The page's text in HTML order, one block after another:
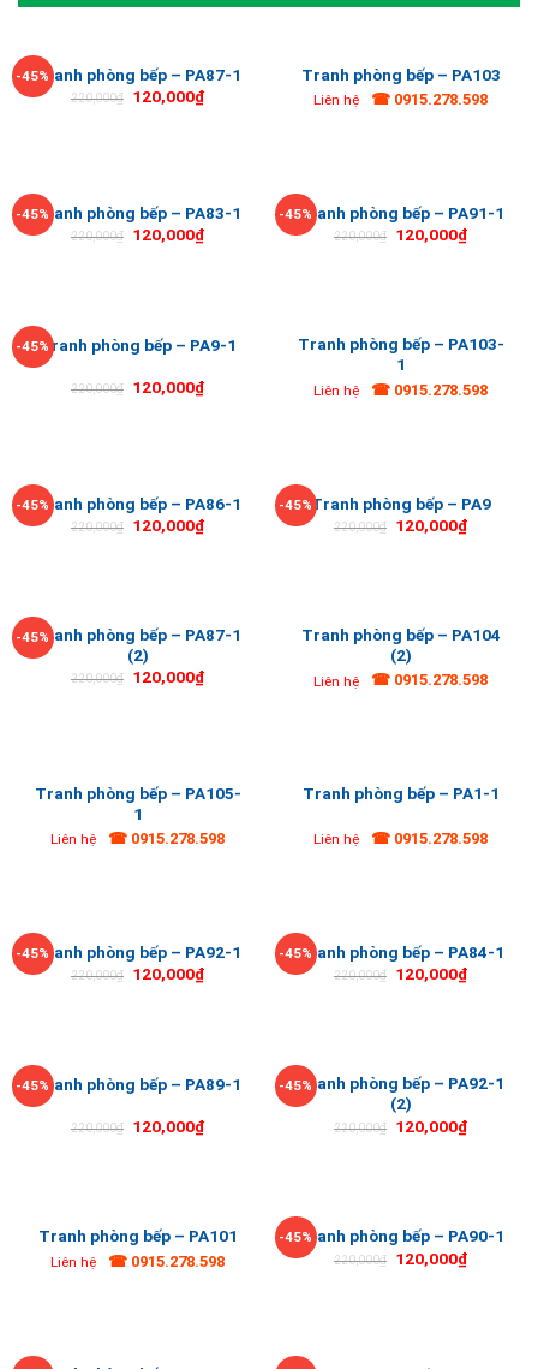
-45%Tranh phòng bếp – PA87-1
220,000₫ 120,000₫
Tranh phòng bếp – PA103
Liên hệ ☎ 0915.278.598
-45%Tranh phòng bếp – PA83-1
220,000₫ 120,000₫
-45%Tranh phòng bếp – PA91-1
220,000₫ 120,000₫
-45%Tranh phòng bếp – PA9-1
220,000₫ 120,000₫
Tranh phòng bếp – PA103-
1
Liên hệ ☎ 0915.278.598
-45%Tranh phòng bếp – PA86-1
220,000₫ 120,000₫
-45%Tranh phòng bếp – PA9
220,000₫ 120,000₫
-45%Tranh phòng bếp – PA87-1
(2)
220,000₫ 120,000₫
Tranh phòng bếp – PA104
(2)
Liên hệ ☎ 0915.278.598
Tranh phòng bếp – PA105-
1
Liên hệ ☎ 0915.278.598
Tranh phòng bếp – PA1-1
Liên hệ ☎ 0915.278.598
-45%Tranh phòng bếp – PA92-1
220,000₫ 120,000₫
-45%Tranh phòng bếp – PA84-1
220,000₫ 120,000₫
-45%Tranh phòng bếp – PA89-1
220,000₫ 120,000₫
-45%Tranh phòng bếp – PA92-1
(2)
220,000₫ 120,000₫
Tranh phòng bếp – PA101
Liên hệ ☎ 0915.278.598
-45%Tranh phòng bếp – PA90-1
220,000₫ 120,000₫